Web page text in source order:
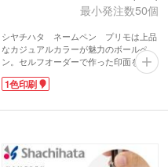
最小発注数50個
シヤチハタ ネームペン プリモは上品
なカジュアルカラーが魅力のボールペ
ン。セルフオーダーで作った印面をペン
頭に取り付けることができます。ペンの
書き味はなめらかで引っ掛かりを感じな
さです。
ンナップ。性別・年齢問わず作れるオリ
ジナルボールペンなので、卒業記念品や
1色印刷